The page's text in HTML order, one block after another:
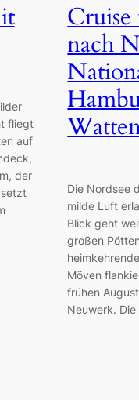
fliegt
auf
der
nach
Die Nordsee
milde Luft
Blick geht
großen
Möven
frühen
Neuwerk.